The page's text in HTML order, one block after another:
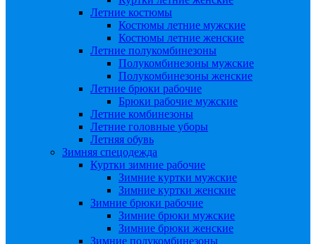
Летние костюмы
Костюмы летние мужские
Костюмы летние женские
Летние полукомбинезоны
Полукомбинезоны мужские
Полукомбинезоны женские
Летние брюки рабочие
Брюки рабочие мужские
Летние комбинезоны
Летние головные уборы
Летняя обувь
Зимняя спецодежда
Куртки зимние рабочие
Зимние куртки мужские
Зимние куртки женские
Зимние брюки рабочие
Зимние брюки мужские
Зимние брюки женские
Зимние полукомбинезоны